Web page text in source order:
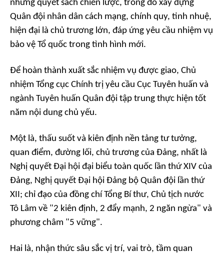
những quyết sách chiến lược, trong đó xây dựng
Quân đội nhân dân cách mạng, chính quy, tinh nhuệ,
hiện đại là chủ trương lớn, đáp ứng yêu cầu nhiệm vụ
bảo vệ Tổ quốc trong tình hình mới.
Để hoàn thành xuất sắc nhiệm vụ được giao, Chủ
nhiệm Tổng cục Chính trị yêu cầu Cục Tuyên huấn và
ngành Tuyên huấn Quân đội tập trung thực hiện tốt
năm nội dung chủ yếu.
Một là, thấu suốt và kiên định nền tảng tư tưởng,
quan điểm, đường lối, chủ trương của Đảng, nhất là
Nghị quyết Đại hội đại biểu toàn quốc lần thứ XIV của
Đảng, Nghị quyết Đại hội Đảng bộ Quân đội lần thứ
XII; chỉ đạo của đồng chí Tổng Bí thư, Chủ tịch nước
Tô Lâm về "2 kiên định, 2 đẩy mạnh, 2 ngăn ngừa" và
phương châm "5 vững".
Hai là, nhận thức sâu sắc vị trí, vai trò, tầm quan